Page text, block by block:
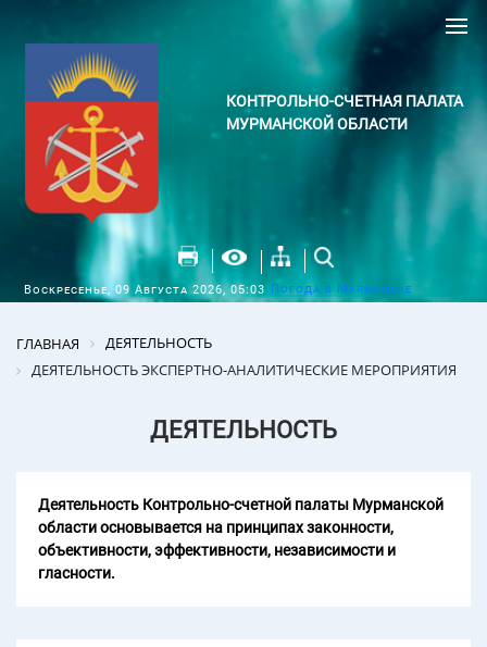
КОНТРОЛЬНО-СЧЕТНАЯ ПАЛАТА
МУРМАНСКОЙ ОБЛАСТИ
Воскресенье, 09 Августа 2026, 05:03 Погода в Мурманске
ГЛАВНАЯ
ДЕЯТЕЛЬНОСТЬ
ДЕЯТЕЛЬНОСТЬ ЭКСПЕРТНО-АНАЛИТИЧЕСКИЕ МЕРОПРИЯТИЯ
ДЕЯТЕЛЬНОСТЬ
Деятельность Контрольно-счетной палаты Мурманской
области основывается на принципах законности,
объективности, эффективности, независимости и
гласности.